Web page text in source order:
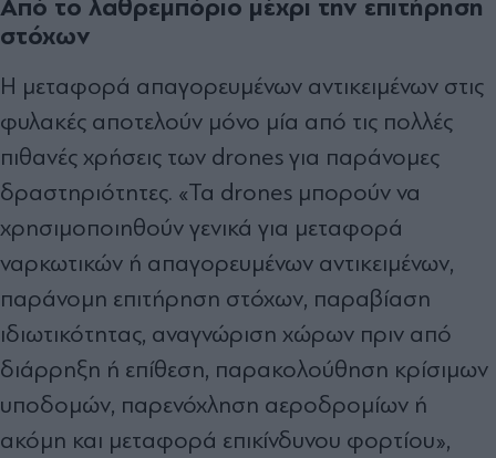
Από το λαθρεμπόριο μέχρι την επιτήρηση
στόχων
Η μεταφορά απαγορευμένων αντικειμένων στις
φυλακές αποτελούν μόνο μία από τις πολλές
πιθανές χρήσεις των drones για παράνομες
δραστηριότητες. «Τα drones μπορούν να
χρησιμοποιηθούν γενικά για μεταφορά
ναρκωτικών ή απαγορευμένων αντικειμένων,
παράνομη επιτήρηση στόχων, παραβίαση
ιδιωτικότητας, αναγνώριση χώρων πριν από
διάρρηξη ή επίθεση, παρακολούθηση κρίσιμων
υποδομών, παρενόχληση αεροδρομίων ή
ακόμη και μεταφορά επικίνδυνου φορτίου»,